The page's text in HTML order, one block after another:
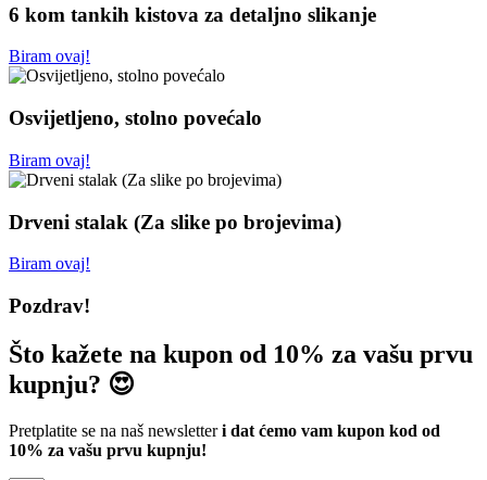
6 kom tankih kistova za detaljno slikanje
Biram ovaj!
Osvijetljeno, stolno povećalo
Biram ovaj!
Drveni stalak (Za slike po brojevima)
Biram ovaj!
Pozdrav!
Što kažete na kupon od 10% za vašu prvu
kupnju? 😍
Pretplatite se na naš newsletteri dat ćemo vam kupon kod od
10% za vašu prvu kupnju!